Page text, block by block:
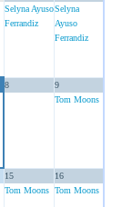
Selyna Ayuso
Ferrandiz
Selyna
Ayuso
Ferrandiz
8
9
Tom Moons
15
Tom Moons
16
Tom Moons